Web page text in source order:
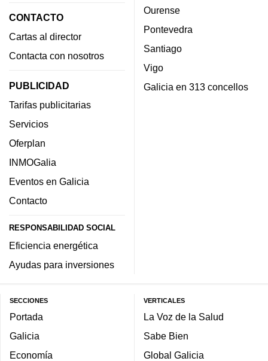
CONTACTO
Cartas al director
Contacta con nosotros
PUBLICIDAD
Tarifas publicitarias
Servicios
Oferplan
INMOGalia
Eventos en Galicia
Contacto
RESPONSABILIDAD SOCIAL
Eficiencia energética
Ayudas para inversiones
Ourense
Pontevedra
Santiago
Vigo
Galicia en 313 concellos
SECCIONES
Portada
Galicia
Economía
VERTICALES
La Voz de la Salud
Sabe Bien
Global Galicia